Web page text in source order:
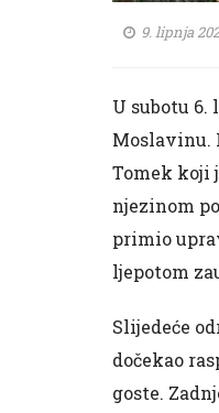
9. lipnja
U subotu
Moslavinu.
Tomek koji
njezinom
primio
ljepotom
Slijedeće
dočekao
goste.